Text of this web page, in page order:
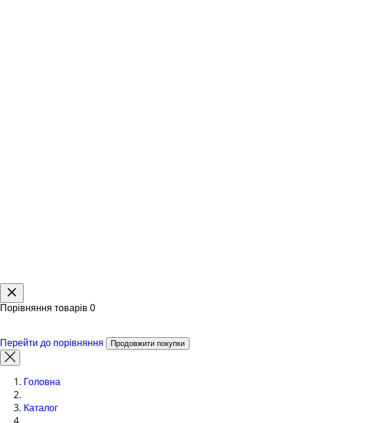
Порівняння товарів 0
Перейти до порівняння Продовжити покупки
Головна
Каталог